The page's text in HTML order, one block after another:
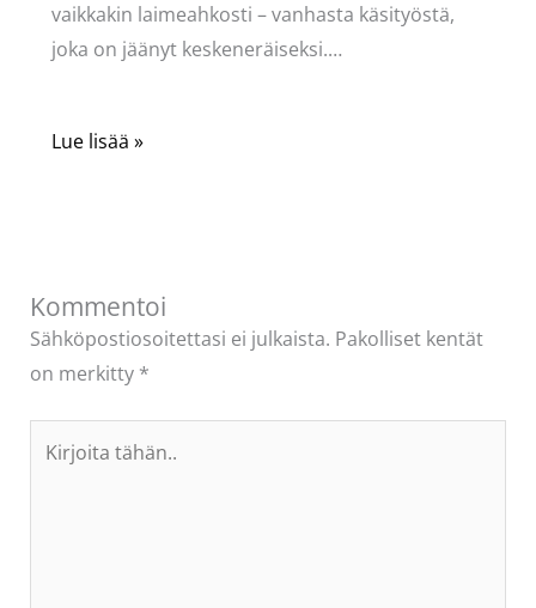
vaikkakin laimeahkosti – vanhasta käsityöstä,
joka on jäänyt keskeneräiseksi.…
Lue lisää »
Kommentoi
Sähköpostiosoitettasi ei julkaista. Pakolliset kentät
on merkitty *
tähän..